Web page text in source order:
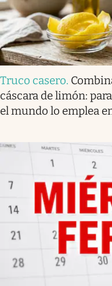
Truco casero.
cáscara de limón:
el mundo lo emplea